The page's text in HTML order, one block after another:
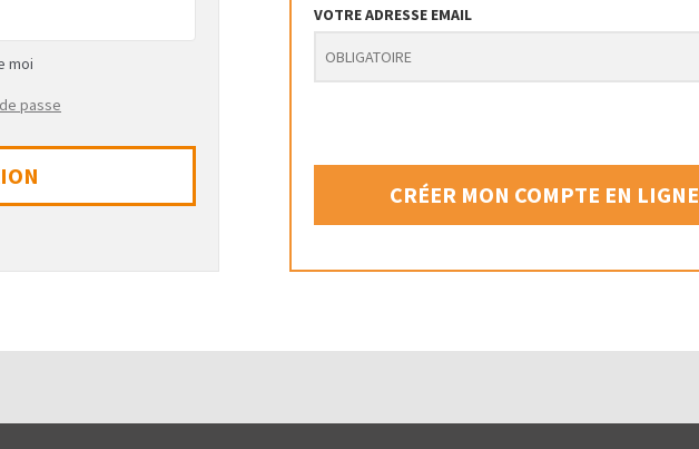
moi
passe
VOTRE ADRESSE EMAIL
CRÉER MON COMPTE EN LIGNE